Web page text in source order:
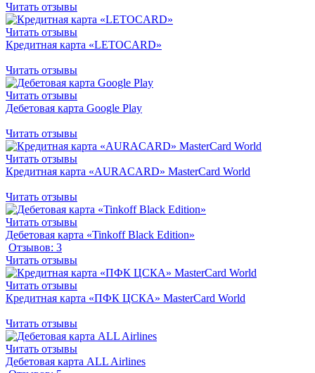
Читать отзывы
Читать отзывы
Кредитная карта «LETOCARD»
Читать отзывы
Читать отзывы
Дебетовая карта Google Play
Читать отзывы
Читать отзывы
Кредитная карта «AURACARD» MasterCard World
Читать отзывы
Читать отзывы
Дебетовая карта «Tinkoff Black Edition»
Отзывов: 3
Читать отзывы
Читать отзывы
Кредитная карта «ПФК ЦСКА» MasterCard World
Читать отзывы
Читать отзывы
Дебетовая карта ALL Airlines